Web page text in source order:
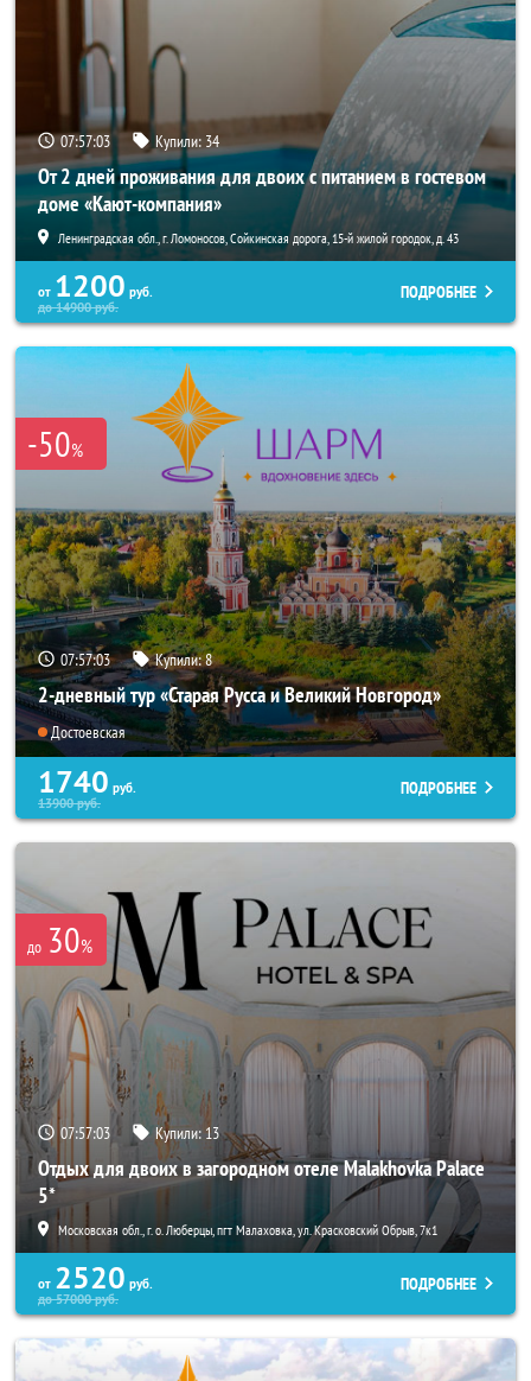
07:56:59 Купили: 34
От 2 дней проживания для двоих с питанием в гостевом
доме «Кают-компания»
Ленинградская обл., г. Ломоносов, Сойкинская дорога, 15-й жилой городок, д. 43
от 1200 руб.
до14900руб.
ПОДРОБНЕЕ
-50%
07:56:59 Купили:8
2-дневный тур «Старая Русса и Великий Новгород»
Достоевская
1740 руб.
13900руб.
ПОДРОБНЕЕ
до 30%
07:56:59 Купили: 13
Отдых для двоих в загородном отеле Malakhovka Palace
5*
Московская обл., г. о. Люберцы, пгт Малаховка, ул. Красковский Обрыв, 7к1
от 2520 руб.
до57000руб.
ПОДРОБНЕЕ